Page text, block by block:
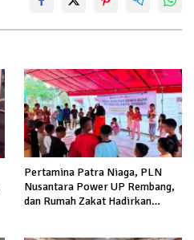
Pertamina Patra Niaga, PLN
Nusantara Power UP Rembang,
dan Rumah Zakat Hadirkan